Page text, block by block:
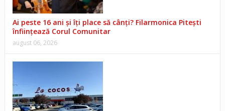
Ai peste 16 ani și îți place să cânți? Filarmonica Pitești
înființează Corul Comunitar
august 06, 2026